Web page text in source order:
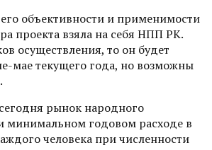
объективности и применимости
проекта взяла на себя НПП РК.
осуществления, то он будет
мае текущего года, но возможны
рынок народного
минимальном годовом расходе в
человека при численности